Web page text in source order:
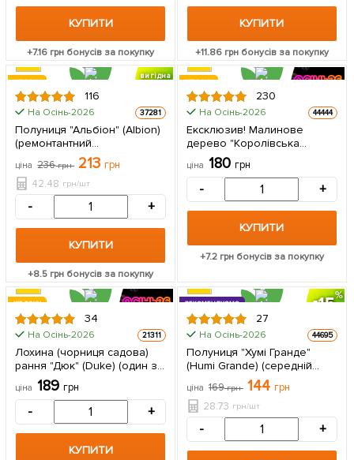
КУПИТИ
+7.16 грн бонусів за покупку
КУПИТИ
+11.86грн бонусів за покупку
вигідна
ЦІНА ЗА
5шт
ХІТ РОКУ
РЕМОНТАНТНА
116
На Осінь-2026 37281
Полуниця "Альбіон" (Albion)
(ремонтантний
великоплідний сорт) 5 шт в
упаковці
ціна 236грн 213 грн
42.48 грн/шт
- +
КУПИТИ
+8.5грн бонусів за покупку
ХІТ РОКУ
230
На Осінь-2026 44444
Ексклюзив! Малинове
дерево "Королівська
влада" (преміальний сорт) 1
шт в упаковці
ціна 180 грн
- +
КУПИТИ
+7.2грн бонусів за покупку
ХІТ РОКУ
34
На Осінь-2026 21311
Лохина (чорниця садова)
рання "Дюк" (Duke) (один з
найбільш високоврожайних
сортів) 1 саджанець в
ціна 189грн
- +
КУПИТИ
15
ЦІНА ЗА
5шт
РЕКОМЕНДУЄМО
27
На Осінь-2026 44695
Полуниця "Хумі Гранде"
(Humi Grande) (середній
термін дозрівання) 5 шт в
упаковці
ціна 169грн 144 грн
28.73 грн/шт
- +